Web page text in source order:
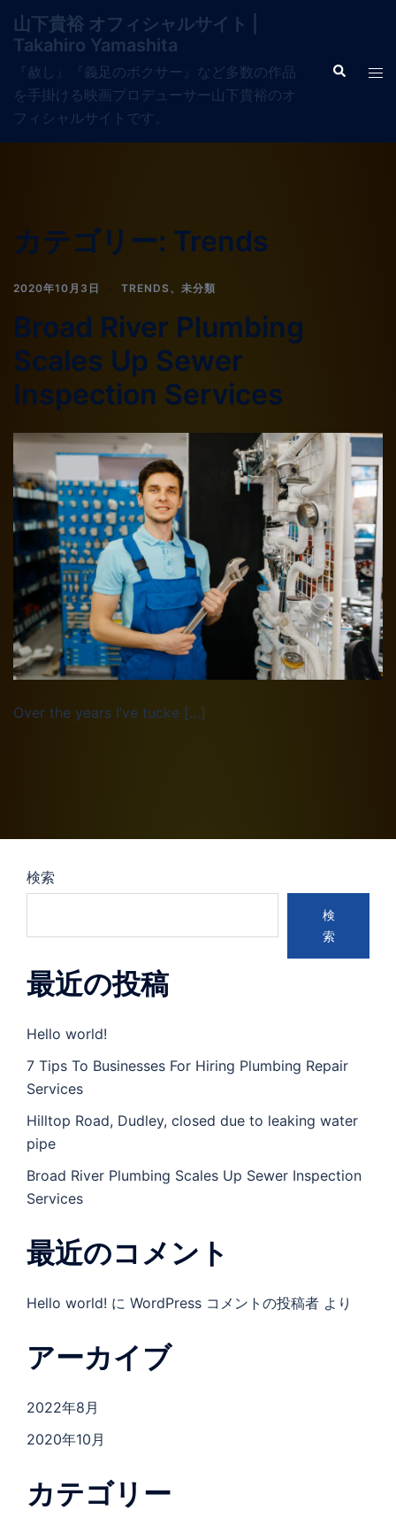
山下貴裕 オフィシャルサイト |
Takahiro Yamashita
『赦し』『義足のボクサー』など多数の作品
を手掛ける映画プロデューサー山下貴裕のオ
フィシャルサイトです。
カテゴリー: Trends
2020年10月3日 TRENDS、 未分類
Broad River Plumbing
Scales Up Sewer
Inspection Services
Over the years I’ve tucke […]
検索
検
索
最近の投稿
Hello world!
7 Tips To Businesses For Hiring Plumbing Repair
Services
Hilltop Road, Dudley, closed due to leaking water
pipe
Broad River Plumbing Scales Up Sewer Inspection
Services
最近のコメント
Hello world! に WordPress コメントの投稿者 より
アーカイブ
2022年8月
2020年10月
カテゴリー